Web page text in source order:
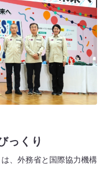
っくり
、外務省と国際協力機構